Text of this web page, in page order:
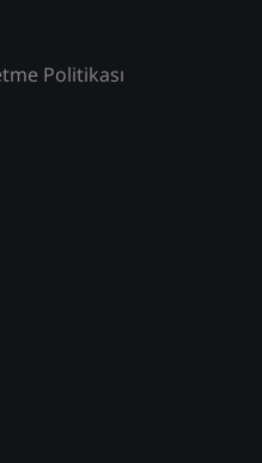
Politikası